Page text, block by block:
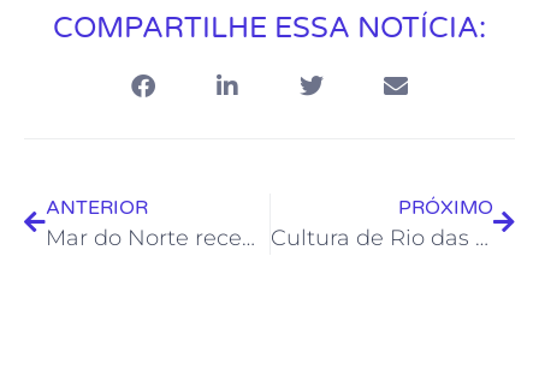
COMPARTILHE ESSA NOTÍCIA:
ANTERIOR
Mar do Norte recebe Feira da Maria Mole no sábado
PRÓXIMO
Cultura de Rio das Ostras marca presença na ExpoRio Turismo